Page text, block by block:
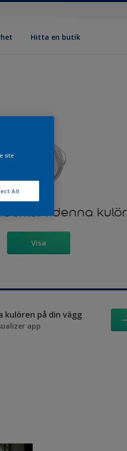
Hitta en butik
i denna kulör
Visa
kulören på din vägg
app
site
All